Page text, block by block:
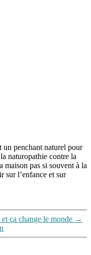
un penchant naturel pour
naturopathie contre la
maison pas si souvent à la
sur l’enfance et sur
ça change le monde →